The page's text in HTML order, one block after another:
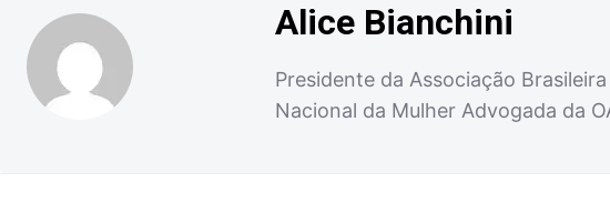
Alice Bianchini
Presidente da Associação
Nacional da Mulher Advogada da